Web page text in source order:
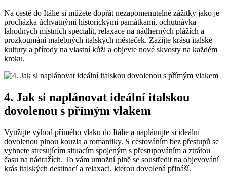
Na cestě do Itálie si můžete dopřát nezapomenutelné zážitky jako je
procházka úchvatnými historickými památkami, ochutnávka
lahodných místních specialit, relaxace na nádherných plážích a
prozkoumání malebných italských městeček. Zažijte krásu italské
kultury a přírody na vlastní kůži a objevte nové skvosty na každém
kroku.
4. Jak si naplánovat ideální italskou
dovolenou s přímým vlakem
Využijte výhod přímého vlaku do Itálie a naplánujte si ideální
dovolenou plnou kouzla a romantiky. S cestováním bez přestupů se
vyhnete stresujícím situacím spojeným s přestupováním a ztrátou
času na nádražích. To vám umožní plně se soustředit na objevování
krás italských destinací a relaxaci, kterou dovolená přináší.